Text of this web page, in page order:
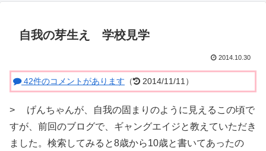
自我の芽生え 学校見学
2014.10.30
42件のコメントがあります （ 2014/11/11）
> げんちゃんが、自我の固まりのように見えるこの頃で
すが、前回のブログで、ギャングエイジと教えていただき
ました。検索してみると8歳から10歳と書いてあったの